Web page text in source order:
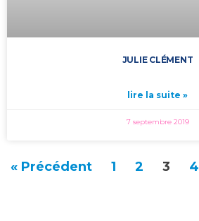
JULIE CLÉMENT
lire la suite »
7 septembre 2019
« Précédent 1 2 3 4